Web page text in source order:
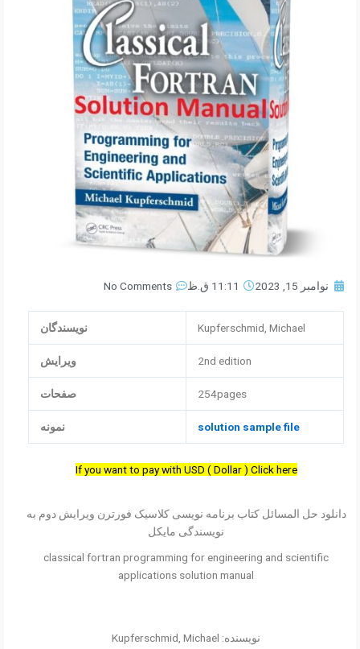
نوامبر 15, 2023 11:11 ق.ظ No Comments
Kupferschmid, Michael نویسندگان
2nd edition ویرایش
254pages صفحات
solution sample file نمونه
If you want to pay with USD ( Dollar ) Click here
دانلود حل المسائل کتاب برنامه نویسی کلاسیک فورترن ویرایش دوم به
نویسندگی مایکل
classical fortran programming for engineering and scientific
applications solution manual
نویسنده: Kupferschmid, Michael